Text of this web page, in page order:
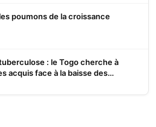
poumons de la croissance
: le Togo cherche à
acquis face à la baisse des